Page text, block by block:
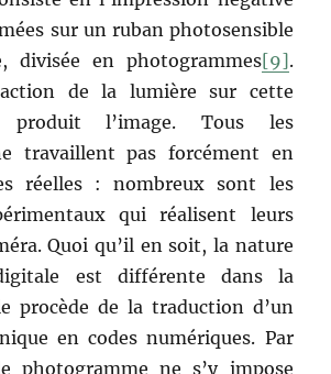
sur un ruban photosensible
divisée en photogrammes[9].
de la lumière sur cette
produit l’image. Tous les
travaillent pas forcément en
réelles : nombreux sont les
qui réalisent leurs
Quoi qu’il en soit, la nature
est différente dans la
procède de la traduction d’un
en codes numériques. Par
photogramme ne s’y impose